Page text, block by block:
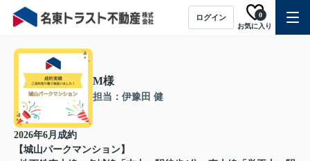
ログイン
お気に入り
0
M様
担当：伊豫田 健
2026年6月成約
【城山パークマンション】